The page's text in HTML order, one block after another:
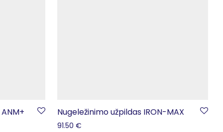
Nugeležinimo užpildas IRON-MAX
91.50 €